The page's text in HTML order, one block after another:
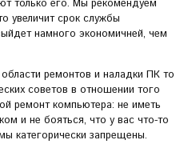
только его. Мы рекомендуем
увеличит срок службы
намного экономичней, чем
ремонтов и наладки ПК то
советов в отношении того
ремонт компьютера: не иметь
и не бояться, что у вас что-то
категорически запрещены.